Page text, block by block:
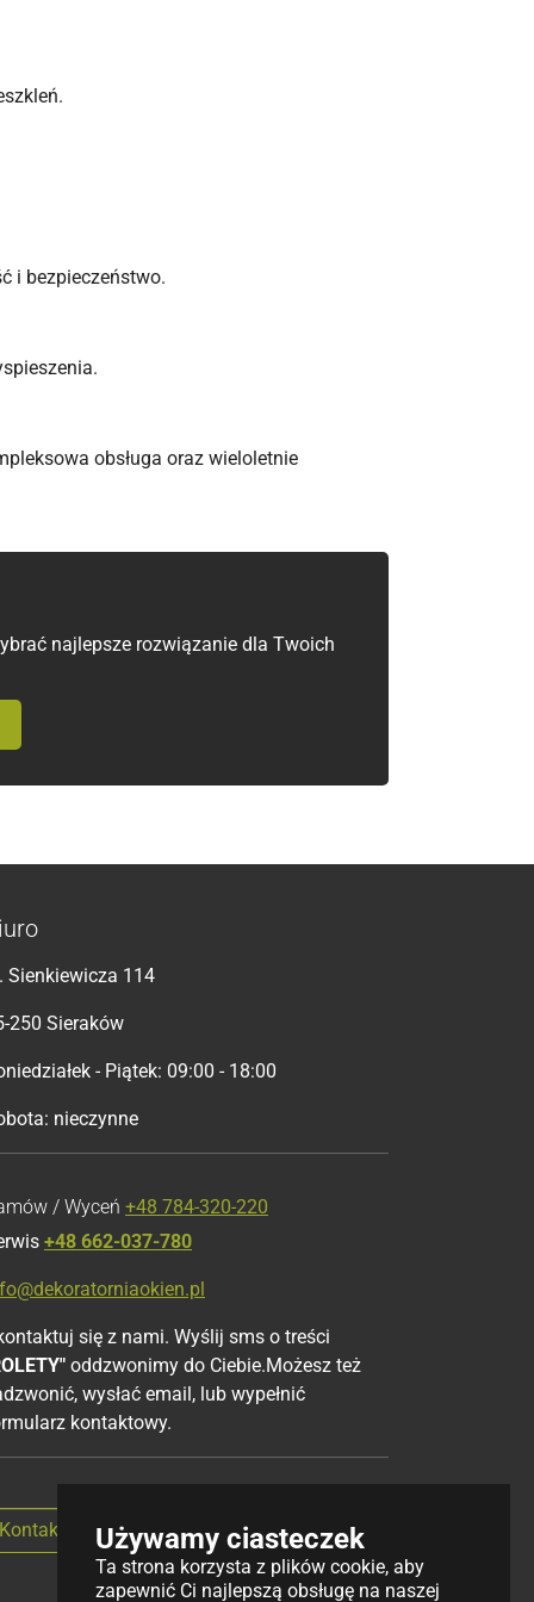
Używamy ciasteczek
Ta strona korzysta z plików cookie, aby
zapewnić Ci najlepszą obsługę na naszej
i bezpieczeństwo.
obsługa oraz wieloletnie
najlepsze rozwiązanie dla Twoich
Sienkiewicza 114
250 Sieraków
- Piątek: 09:00 - 18:00
nieczynne
/ Wyceń +48 784-320-220
+48 662-037-780
się z nami. Wyślij sms o treści
oddzwonimy do Ciebie.Możesz też
wysłać email, lub wypełnić
kontaktowy.
Kontakt przez formularz